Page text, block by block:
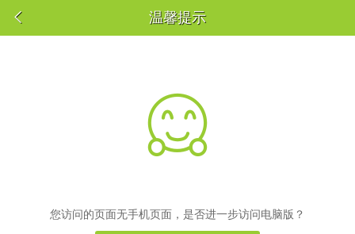
 温馨提示

您访问的页面无手机页面，是否进一步访问电脑版？